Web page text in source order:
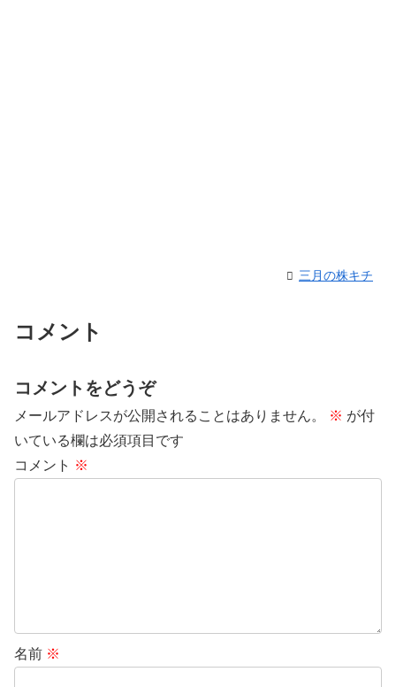
三月の株キチ
コメント
コメントをどうぞ
メールアドレスが公開されることはありません。 ※ が付
いている欄は必須項目です
コメント ※
名前 ※